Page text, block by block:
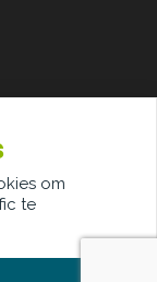
om
te